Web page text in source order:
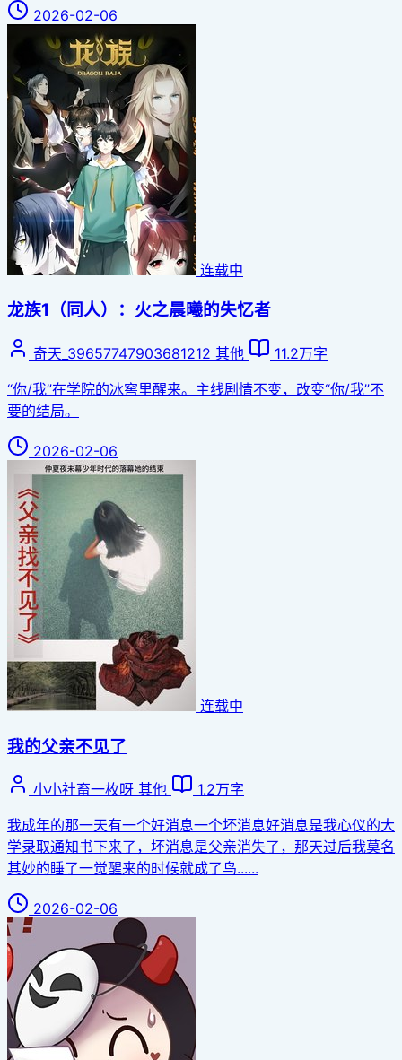
2026-02-06
连载中
龙族1（同人）：火之晨曦的失忆者
奇天_39657747903681212 其他
11.2万字
“你/我”在学院的冰窖里醒来。主线剧情不变，改变“你/我”不
要的结局。
2026-02-06
连载中
我的父亲不见了
小小社畜一枚呀 其他
1.2万字
我成年的那一天有一个好消息一个坏消息好消息是我心仪的大
学录取通知书下来了，坏消息是父亲消失了，那天过后我莫名
其妙的睡了一觉醒来的时候就成了鸟......
2026-02-06